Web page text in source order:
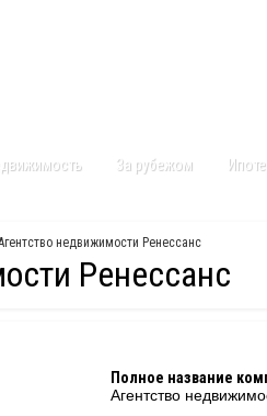
За рубежом
недвижимости Ренессанс
Ренессанс
Полное название
Агентство